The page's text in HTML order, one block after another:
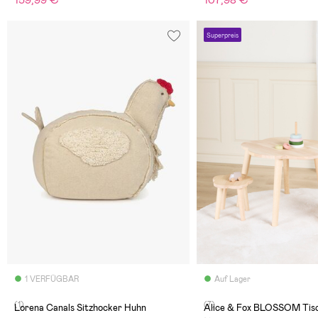
1 VERFÜGBAR
(1)
Lorena Canals Sitzhocker Huhn
Superpreis
Auf Lager
(7)
Alice & Fox BLOSSOM